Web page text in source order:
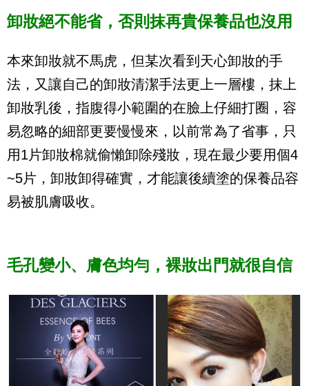
卸妝絕不能省，否則抹再貴保養品也沒用
本來卸妝就不馬虎，但某次看到天心卸妝的手
法，又讓自己的卸妝清潔手法更上一層樓，抹上
卸妝乳後，指腹得小範圍的在臉上仔細打圈，容
易忽略的細部更要慢慢來，以前常為了省事，只
用1片卸妝棉就偷懶卸除殘妝，現在最少要用個4
~5片，卸妝卸得確實，才能讓後續塗的保養品容
易被肌膚吸收。
毛孔變小、膚色均勻，裸妝出門就很自信